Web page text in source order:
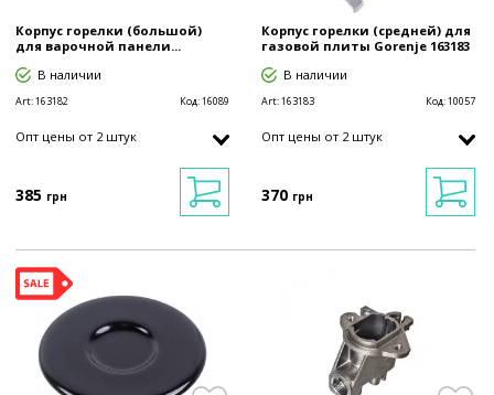
Корпус горелки (большой)
для варочной панели...
В наличии
Art:163182 Код:16089
Опт цены от 2 штук
385 грн
Корпус горелки (средней) для
газовой плиты Gorenje 163183
В наличии
Art:163183 Код:10057
Опт цены от 2 штук
370 грн